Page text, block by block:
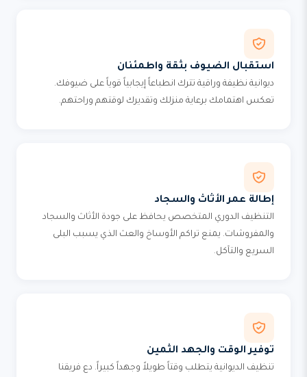
استقبال الضيوف بثقة واطمئنان
ديوانية نظيفة وراقية تترك انطباعاً إيجابياً قوياً على ضيوفك.
تعكس اهتمامك برعاية منزلك وتقديرك لوقتهم وراحتهم.
إطالة عمر الأثاث والسجاد
التنظيف الدوري المتخصص يحافظ على جودة الأثاث والسجاد
والمفروشات. يمنع تراكم الأوساخ والعث الذي يسبب البلى
السريع والتآكل.
توفير الوقت والجهد الثمين
تنظيف الديوانية يتطلب وقتاً طويلاً وجهداً كبيراً. دع فريقنا